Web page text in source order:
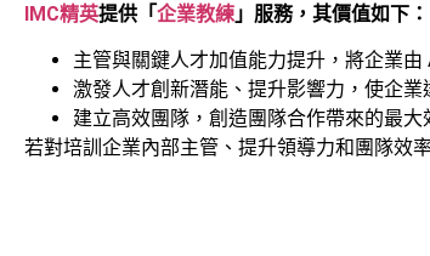
IMC精英提供「企業教練 」服務，其價值如下：
主管與關鍵人才加值能力提升，將企業由
激發人才創新潛能、提升影響力，使企業
建立高效團隊，創造團隊合作帶來的最大
若對培訓企業內部主管、提升領導力和團隊效